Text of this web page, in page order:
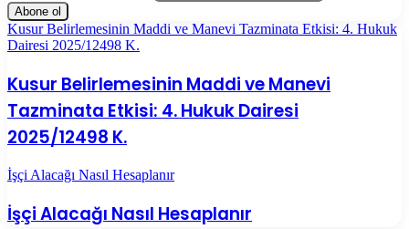
Kusur Belirlemesinin Maddi ve Manevi Tazminata Etkisi: 4. Hukuk
Dairesi 2025/12498 K.
Kusur Belirlemesinin Maddi ve Manevi
Tazminata Etkisi: 4. Hukuk Dairesi
2025/12498 K.
İşçi Alacağı Nasıl Hesaplanır
İşçi Alacağı Nasıl Hesaplanır